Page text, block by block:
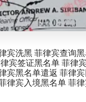
宾洗黑 菲律宾查询
宾签证黑名单 菲律
宾黑名单遣返 菲律
律宾入境黑名单 菲